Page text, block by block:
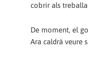
cobrir als
De moment, el
Ara caldrà veure